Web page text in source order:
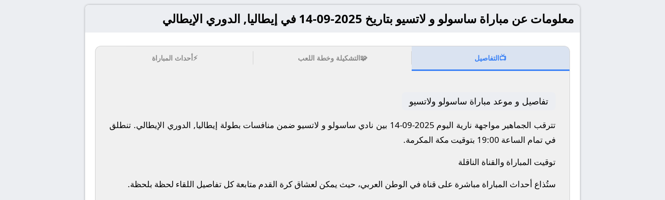
معلومات عن مباراة ساسولو و لاتسيو بتاريخ 2025-09-14 في إيطاليا, الدوري الإيطالي
📺التفاصيل 🧩التشكيلة وخطة اللعب ⚡أحداث المباراة
تفاصيل و موعد مباراة ساسولو ولاتسيو
تترقب الجماهير مواجهة نارية اليوم 2025-09-14 بين نادي ساسولو و لاتسيو ضمن منافسات بطولة إيطاليا, الدوري الإيطالي.
تنطلق
في تمام الساعة 19:00 بتوقيت مكة المكرمة.
توقيت المباراة والقناة الناقلة
ستُذاع أحداث المباراة مباشرة على قناة في الوطن العربي، حيث يمكن لعشاق كرة القدم متابعة كل تفاصيل اللقاء لحظة بلحظة.